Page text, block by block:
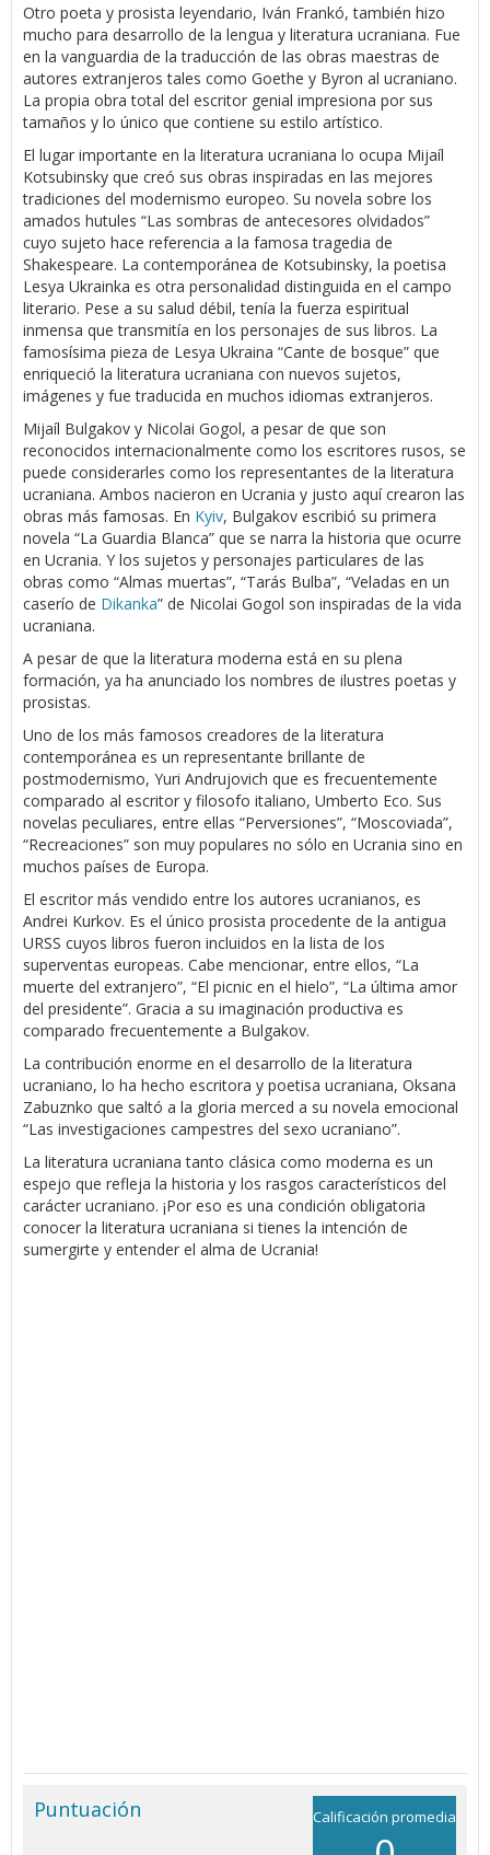
Otro poeta y prosista leyendario, Iván Frankó, también hizo
mucho para desarrollo de la lengua y literatura ucraniana. Fue
en la vanguardia de la traducción de las obras maestras de
autores extranjeros tales como Goethe y Byron al ucraniano.
La propia obra total del escritor genial impresiona por sus
tamaños y lo único que contiene su estilo artístico.
El lugar importante en la literatura ucraniana lo ocupa Mijaíl
Kotsubinsky que creó sus obras inspiradas en las mejores
tradiciones del modernismo europeo. Su novela sobre los
amados hutules “Las sombras de antecesores olvidados”
cuyo sujeto hace referencia a la famosa tragedia de
Shakespeare. La contemporánea de Kotsubinsky, la poetisa
Lesya Ukrainka es otra personalidad distinguida en el campo
literario. Pese a su salud débil, tenía la fuerza espiritual
inmensa que transmitía en los personajes de sus libros. La
famosísima pieza de Lesya Ukraina “Cante de bosque” que
enriqueció la literatura ucraniana con nuevos sujetos,
imágenes y fue traducida en muchos idiomas extranjeros.
Mijaíl Bulgakov y Nicolai Gogol, a pesar de que son
reconocidos internacionalmente como los escritores rusos, se
puede considerarles como los representantes de la literatura
ucraniana. Ambos nacieron en Ucrania y justo aquí crearon las
obras más famosas. En Kyiv, Bulgakov escribió su primera
novela “La Guardia Blanca” que se narra la historia que ocurre
en Ucrania. Y los sujetos y personajes particulares de las
obras como “Almas muertas”, “Tarás Bulba”, “Veladas en un
caserío de Dikanka” de Nicolai Gogol son inspiradas de la vida
ucraniana.
A pesar de que la literatura moderna está en su plena
formación, ya ha anunciado los nombres de ilustres poetas y
prosistas.
Uno de los más famosos creadores de la literatura
contemporánea es un representante brillante de
postmodernismo, Yuri Andrujovich que es frecuentemente
comparado al escritor y filosofo italiano, Umberto Eco. Sus
novelas peculiares, entre ellas “Perversiones”, “Moscoviada”,
“Recreaciones” son muy populares no sólo en Ucrania sino en
muchos países de Europa.
El escritor más vendido entre los autores ucranianos, es
Andrei Kurkov. Es el único prosista procedente de la antigua
URSS cuyos libros fueron incluidos en la lista de los
superventas europeas. Cabe mencionar, entre ellos, “La
muerte del extranjero”, “El picnic en el hielo”, “La última amor
del presidente”. Gracia a su imaginación productiva es
comparado frecuentemente a Bulgakov.
La contribución enorme en el desarrollo de la literatura
ucraniano, lo ha hecho escritora y poetisa ucraniana, Oksana
Zabuznko que saltó a la gloria merced a su novela emocional
“Las investigaciones campestres del sexo ucraniano”.
La literatura ucraniana tanto clásica como moderna es un
espejo que refleja la historia y los rasgos característicos del
carácter ucraniano. ¡Por eso es una condición obligatoria
conocer la literatura ucraniana si tienes la intención de
sumergirte y entender el alma de Ucrania!
Calificación promedia
Puntuación